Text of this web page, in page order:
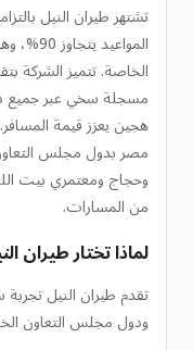
تشتهر طيران النيل
الخاصة. تتميز الشركة
مسجلة سخي عبر جميع
هجين يعزز قيمة
مصر بدول مجلس
وحجاج ومعتمري بيت
من المسارات.
لماذا تختار طيران
تقدم طيران النيل
ودول مجلس التعاون